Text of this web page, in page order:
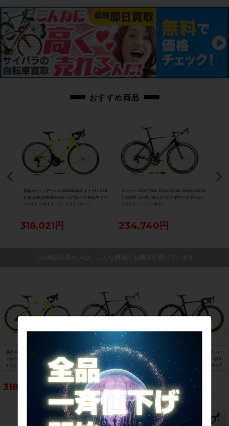
画像に無いキズや汚れもございます。※出品後に店頭にて展示しておりますの
で展示キズがございます。※ペダルなどの付属品に関しては写真に写っている
ものですべてとなりますのでご了承ください。
商品コード
cpt-2209208002-bi-037600157
おすすめ商品
美品 キャノンデール CANNONDALE キャド13 CAA
D 13 12速 ULTEGRA Di2 リムブレーキ 2021年 ロー
ドバイク 51サイズ ニュークリアイエロー
318,021円
スコット SCOTT FOIL TEAM ISSUE DURA-ACE Di
2 2013年 カーボンロードバイク 54サイズ チームオ
リカグリーンエッジカラー
234,740円
美品 キャノンデール CANNONDALE
キャド13 CAAD 13 12速 ULTEGRA Di
2 リムブレーキ 2021年 ロードバイク 5
1サイズ ニュークリアイエロー
318,021円
スコット SCOTT FOIL TEAM ISSUE D
URA-ACE Di2 2013年 カーボンロード
バイク 54サイズ チームオリカグリーン
エッジカラー
234,740円
美品 ルック LOOK 795 BLADE RS 12
速 ULTEGRA Di2 油圧DISC パワメ付 2
023年 カーボンロードバイク XSサイズ
プロチームブラックマット
881,100円